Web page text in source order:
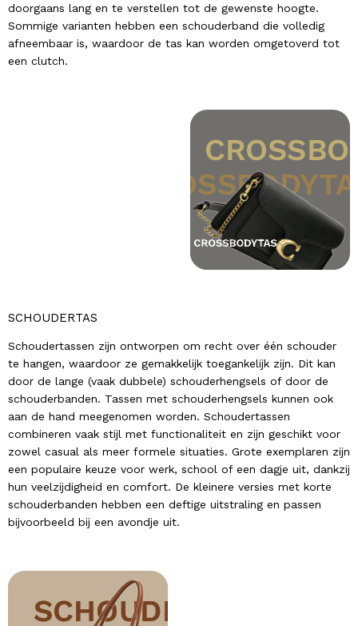
doorgaans lang en te verstellen tot de gewenste hoogte.
Sommige varianten hebben een schouderband die volledig
afneembaar is, waardoor de tas kan worden omgetoverd tot
een clutch.
SCHOUDERTAS
Schoudertassen zijn ontworpen om recht over één schouder
te hangen, waardoor ze gemakkelijk toegankelijk zijn. Dit kan
door de lange (vaak dubbele) schouderhengsels of door de
schouderbanden. Tassen met schouderhengsels kunnen ook
aan de hand meegenomen worden. Schoudertassen
combineren vaak stijl met functionaliteit en zijn geschikt voor
zowel casual als meer formele situaties. Grote exemplaren zijn
een populaire keuze voor werk, school of een dagje uit, dankzij
hun veelzijdigheid en comfort. De kleinere versies met korte
schouderbanden hebben een deftige uitstraling en passen
bijvoorbeeld bij een avondje uit.